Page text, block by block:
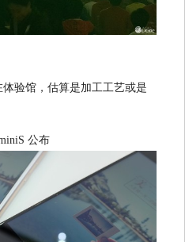
验馆，估算是加工工艺或是